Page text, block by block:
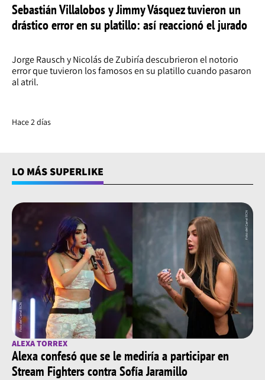
Sebastián Villalobos y Jimmy Vásquez tuvieron un
drástico error en su platillo: así reaccionó el jurado
Jorge Rausch y Nicolás de Zubiría descubrieron el notorio
error que tuvieron los famosos en su platillo cuando pasaron
al atril.
Hace 2 días
LO MÁS SUPERLIKE
ALEXA TORREX
Alexa confesó que se le mediría a participar en
Stream Fighters contra Sofía Jaramillo